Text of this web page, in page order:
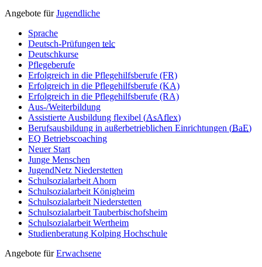
Angebote fürJugendliche
Sprache
Deutsch-Prüfungen telc
Deutschkurse
Pflegeberufe
Erfolgreich in die Pflegehilfsberufe (FR)
Erfolgreich in die Pflegehilfsberufe (KA)
Erfolgreich in die Pflegehilfsberufe (RA)
Aus-/Weiterbildung
Assistierte Ausbildung flexibel (AsAflex)
Berufsausbildung in außerbetrieblichen Einrichtungen (BaE)
EQ Betriebscoaching
Neuer Start
Junge Menschen
JugendNetz Niederstetten
Schulsozialarbeit Ahorn
Schulsozialarbeit Königheim
Schulsozialarbeit Niederstetten
Schulsozialarbeit Tauberbischofsheim
Schulsozialarbeit Wertheim
Studienberatung Kolping Hochschule
Angebote fürErwachsene